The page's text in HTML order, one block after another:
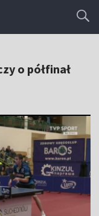
o półfinał